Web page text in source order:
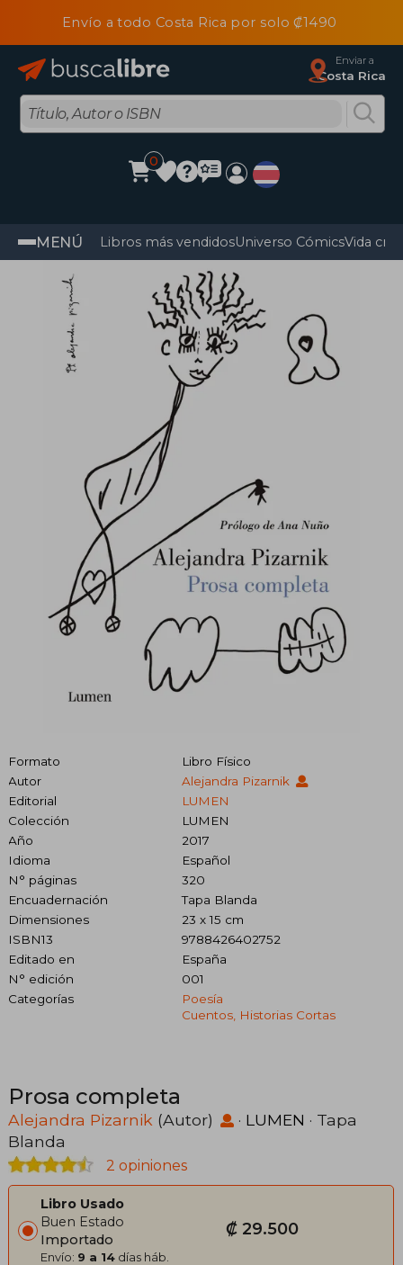
Envío a todo Costa Rica por solo ₡1490
Enviar a
Costa Rica
0
MENÚ Libros más vendidosUniverso CómicsVida
Formato
Libro Físico
Autor
Alejandra Pizarnik
Editorial
LUMEN
Colección
LUMEN
Año
2017
Idioma
Español
N° páginas
320
Encuadernación
Tapa Blanda
Dimensiones
23 x 15 cm
ISBN13
9788426402752
Editado en
España
N° edición
001
Categorías
Poesía
Cuentos, Historias Cortas
Prosa completa
Alejandra Pizarnik (Autor) · LUMEN · Tapa
Blanda
2 opiniones
Libro Usado
Buen Estado
Importado
Envío: 9 a 14 días háb.
₡ 29.500